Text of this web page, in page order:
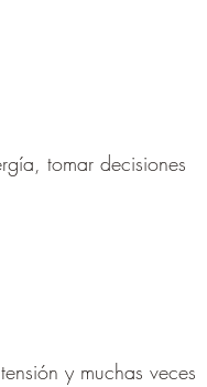
tomar decisiones
y muchas veces